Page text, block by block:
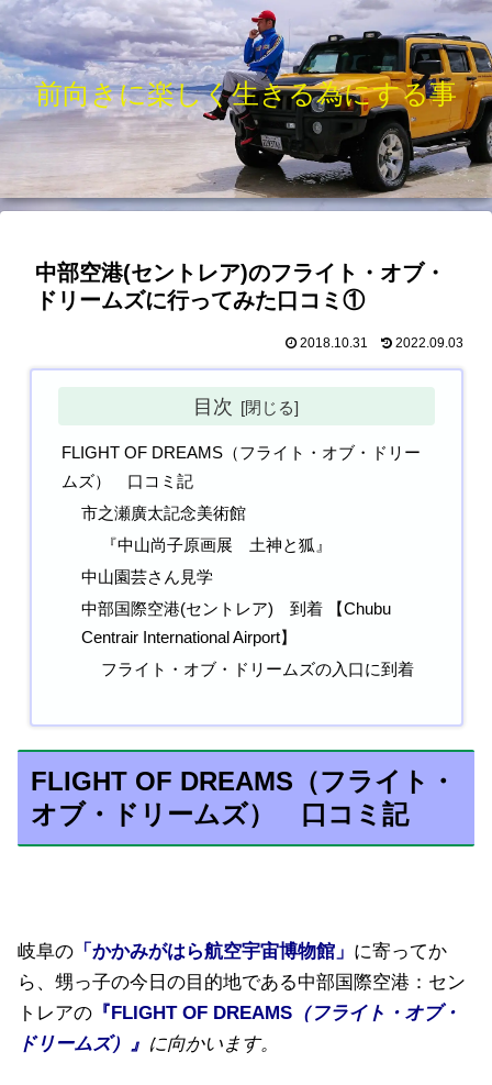
前向きに楽しく生きる為にする事
中部空港(セントレア)のフライト・オブ・
ドリームズに行ってみた口コミ①
2018.10.31 2022.09.03
目次
FLIGHT OF DREAMS（フライト・オブ・ドリー
ムズ） 口コミ記
市之瀬廣太記念美術館
『中山尚子原画展 土神と狐』
中山園芸さん見学
中部国際空港(セントレア) 到着 【Chubu
Centrair International Airport】
フライト・オブ・ドリームズの入口に到着
FLIGHT OF DREAMS（フライト・
オブ・ドリームズ） 口コミ記
岐阜の 「かかみがはら航空宇宙博物館」 に寄ってか
ら、甥っ子の今日の目的地である中部国際空港：セン
トレアの 『 FLIGHT OF DREAMS （フライト・オブ・
ドリームズ）』 に向かいます。